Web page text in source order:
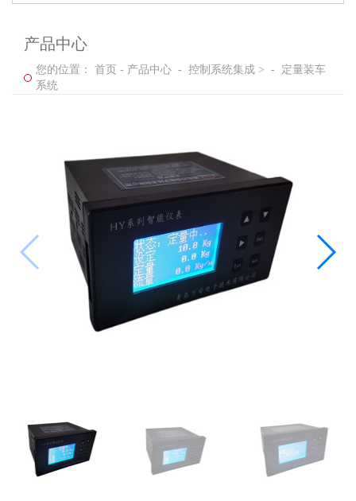
产品中心
您的位置： 首页 - 产品中心 - 控制系统集成 > - 定量装车
系统